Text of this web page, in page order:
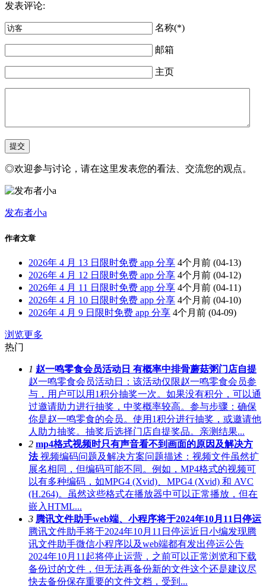
发表评论:
名称(*)
邮箱
主页
◎欢迎参与讨论，请在这里发表您的看法、交流您的观点。
发布者小a
作者文章
2026年 4 月 13 日限时免费 app 分享 4个月前 (04-13)
2026年 4 月 12 日限时免费 app 分享 4个月前 (04-12)
2026年 4 月 11 日限时免费 app 分享 4个月前 (04-11)
2026年 4 月 10 日限时免费 app 分享 4个月前 (04-10)
2026年 4 月 9 日限时免费 app 分享 4个月前 (04-09)
浏览更多
热门
1 赵一鸣零食会员活动日 有概率中排骨蘑菇粥门店自提
赵一鸣零食会员活动日：该活动仅限赵一鸣零食会员参
与，用户可以用1积分抽奖一次。如果没有积分，可以通
过邀请助力进行抽奖，中奖概率较高。参与步骤：确保
你是赵一鸣零食的会员。使用1积分进行抽奖，或邀请他
人助力抽奖。抽奖后选择门店自提奖品。亲测结果...
2 mp4格式视频时只有声音看不到画面的原因及解决方
法视频编码问题及解决方案问题描述：视频文件虽然扩
展名相同，但编码可能不同。例如，MP4格式的视频可
以有多种编码，如MPG4 (Xvid)、MPG4 (Xvid) 和 AVC
(H.264)。虽然这些格式在播放器中可以正常播放，但在
嵌入HTML...
3 腾讯文件助手web端、小程序将于2024年10月11日停运
腾讯文件助手将于2024年10月11日停运近日小编发现腾
讯文件助手微信小程序以及web端都有发出停运公告
2024年10月11起将停止运营，之前可以正常浏览和下载
备份过的文件，但无法再备份新的文件这个还是建议尽
快去备份保存重要的文件文档，受到...